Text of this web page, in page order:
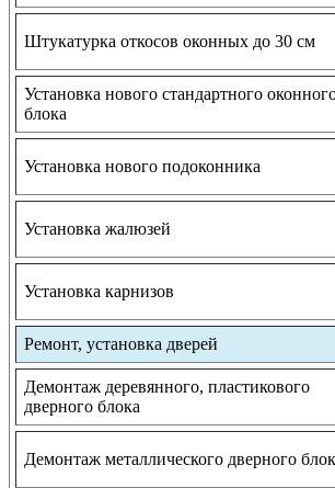
Штукатурка откосов оконных до 30 см
Установка нового стандартного
блока
Установка нового подоконника
Установка жалюзей
Установка карнизов
Ремонт, установка дверей
Демонтаж деревянного, пластикового
дверного блока
Демонтаж металлического дверного